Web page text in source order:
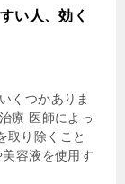
い人、効く
くつかありま
療 医師によっ
取り除くこと
容液を使用す